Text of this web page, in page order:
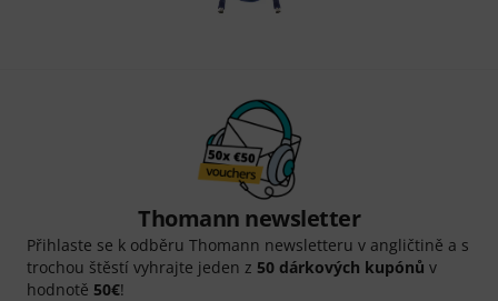
Thomann newsletter
Přihlaste se k odběru Thomann newsletteru v angličtině a s
trochou štěstí vyhrajte jeden z 50 dárkových kupónů v
hodnotě 50€!